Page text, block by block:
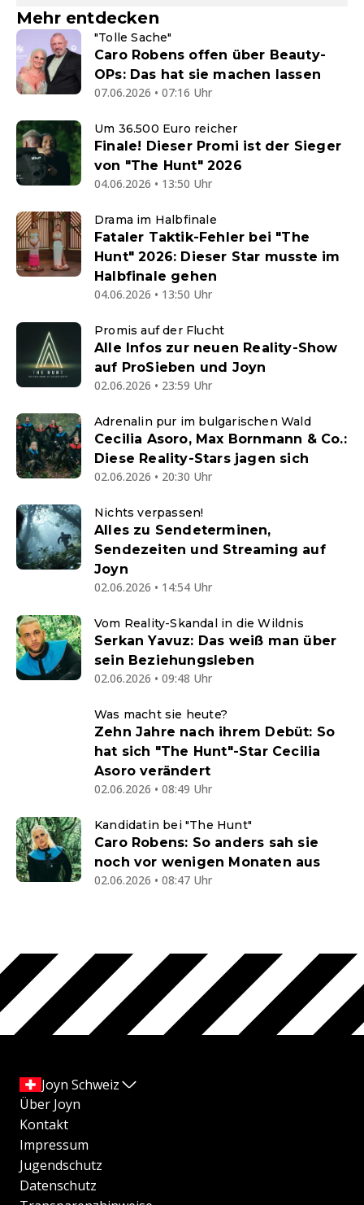
Mehr entdecken
"Tolle Sache"
Caro Robens offen über Beauty-
OPs: Das hat sie machen lassen
07.06.2026 • 07:16 Uhr
Um 36.500 Euro reicher
Finale! Dieser Promi ist der Sieger
von "The Hunt" 2026
04.06.2026 • 13:50 Uhr
Drama im Halbfinale
Fataler Taktik-Fehler bei "The
Hunt" 2026: Dieser Star musste im
Halbfinale gehen
04.06.2026 • 13:50 Uhr
Promis auf der Flucht
Alle Infos zur neuen Reality-Show
auf ProSieben und Joyn
02.06.2026 • 23:59 Uhr
Adrenalin pur im bulgarischen Wald
Cecilia Asoro, Max Bornmann & Co.:
Diese Reality-Stars jagen sich
02.06.2026 • 20:30 Uhr
Nichts verpassen!
Alles zu Sendeterminen,
Sendezeiten und Streaming auf
Joyn
02.06.2026 • 14:54 Uhr
Vom Reality-Skandal in die Wildnis
Serkan Yavuz: Das weiß man über
sein Beziehungsleben
02.06.2026 • 09:48 Uhr
Was macht sie heute?
Zehn Jahre nach ihrem Debüt: So
hat sich "The Hunt"-Star Cecilia
Asoro verändert
02.06.2026 • 08:49 Uhr
Kandidatin bei "The Hunt"
Caro Robens: So anders sah sie
noch vor wenigen Monaten aus
02.06.2026 • 08:47 Uhr
Joyn Schweiz
Über Joyn
Kontakt
Impressum
Jugendschutz
Datenschutz